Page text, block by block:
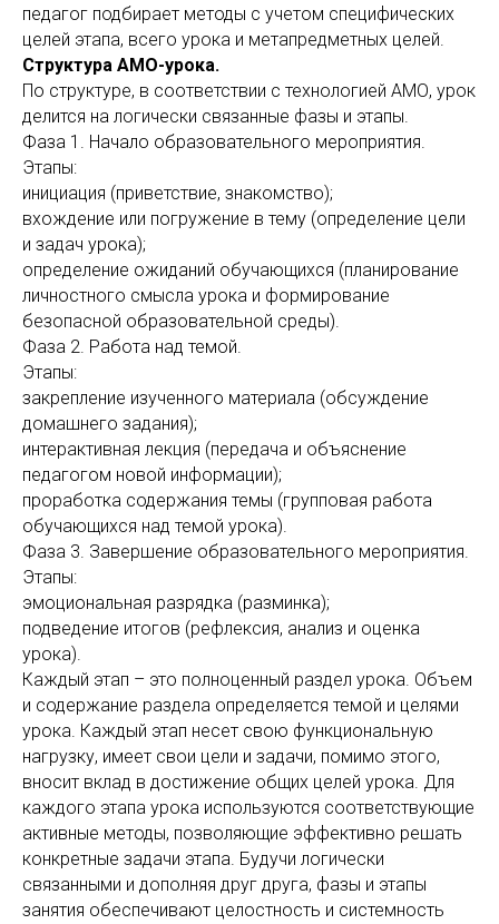
педагог подбирает методы с учетом специфических
целей этапа, всего урока и метапредметных целей.
Структура АМО-урока.
По структуре, в соответствии с технологией АМО, урок
делится на логически связанные фазы и этапы.
Фаза 1. Начало образовательного мероприятия.
Этапы:
инициация (приветствие, знакомство);
вхождение или погружение в тему (определение цели
и задач урока);
определение ожиданий обучающихся (планирование
личностного смысла урока и формирование
безопасной образовательной среды).
Фаза 2. Работа над темой.
Этапы:
закрепление изученного материала (обсуждение
домашнего задания);
интерактивная лекция (передача и объяснение
педагогом новой информации);
проработка содержания темы (групповая работа
обучающихся над темой урока).
Фаза 3. Завершение образовательного мероприятия.
Этапы:
эмоциональная разрядка (разминка);
подведение итогов (рефлексия, анализ и оценка
урока).
Каждый этап – это полноценный раздел урока. Объем
и содержание раздела определяется темой и целями
урока. Каждый этап несет свою функциональную
нагрузку, имеет свои цели и задачи, помимо этого,
вносит вклад в достижение общих целей урока. Для
каждого этапа урока используются соответствующие
активные методы, позволяющие эффективно решать
конкретные задачи этапа. Будучи логически
связанными и дополняя друг друга, фазы и этапы
занятия обеспечивают целостность и системность